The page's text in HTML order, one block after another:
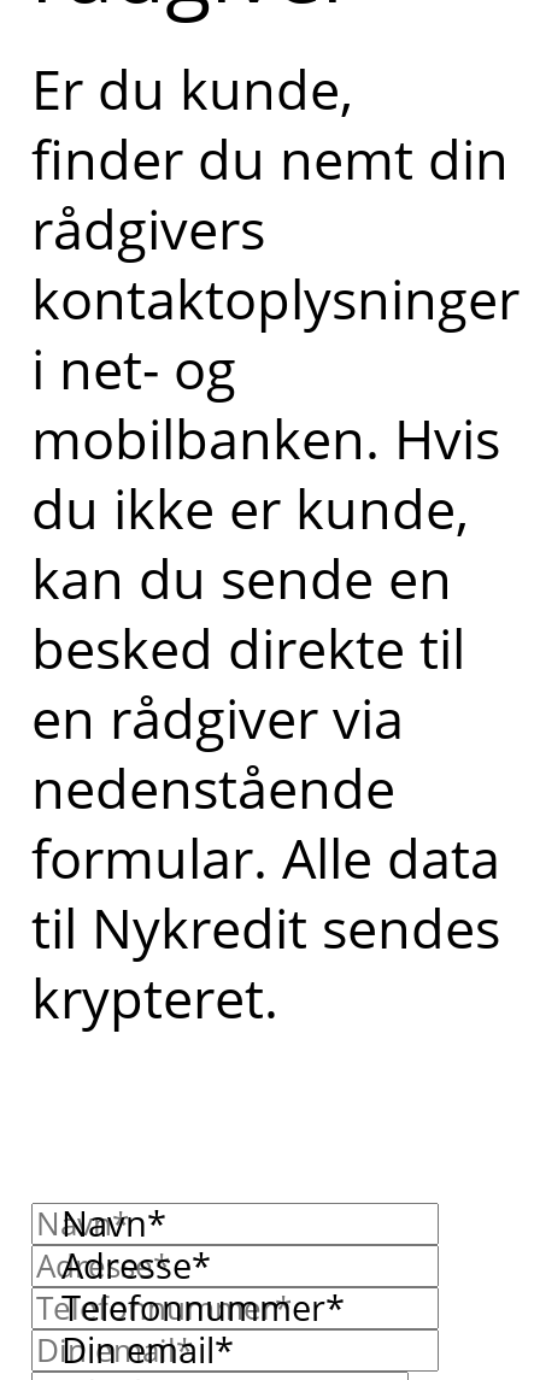
Er du kunde,
finder du nemt din
rådgivers
kontaktoplysninger
i net- og
mobilbanken. Hvis
du ikke er kunde,
kan du sende en
besked direkte til
en rådgiver via
nedenstående
formular. Alle data
til Nykredit sendes
krypteret.
Navn*
Adresse*
Telefonnummer*
Din email*